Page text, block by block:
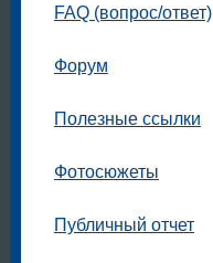
FAQ (вопрос/ответ)
Форум
Полезные ссылки
Фотосюжеты
Публичный отчет